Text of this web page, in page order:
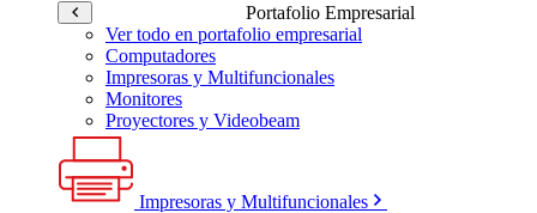
Portafolio Empresarial
Ver todo en portafolio empresarial
Computadores
Impresoras y Multifuncionales
Monitores
Proyectores y Videobeam
Impresoras y Multifuncionales